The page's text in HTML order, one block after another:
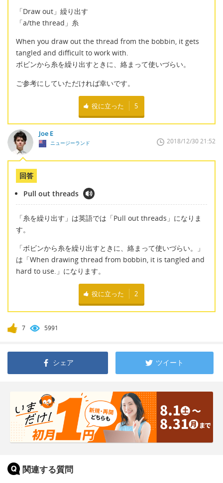
「Draw out」繰り出す
「a/the thread」糸
When you draw out the thread from the bobbin, it gets
tangled and difficult to work with.
ボビンから糸を繰り出すときに、絡まって使いづらい。
ご参考にしていただければ幸いです。
役に立った 5
Joe E
ニュージーランド 2018/12/30 21:52
回答
Pull out threads
「糸を繰り出す」は英語では「Pull out threads」になりま
す。
「ボビンから糸を繰り出すときに、絡まって使いづらい。」
は「When drawing thread from bobbin, it is tangled and
hard to use.」になります。
役に立った 2
7 5991
シェア ツイート
関連する質問